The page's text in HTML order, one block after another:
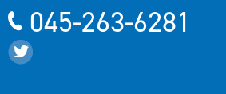
045-263-6281